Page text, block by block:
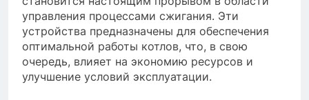
управления процессами сжигания. Эти
устройства предназначены для обеспечения
оптимальной работы котлов, что, в свою
очередь, влияет на экономию ресурсов и
улучшение условий эксплуатации.